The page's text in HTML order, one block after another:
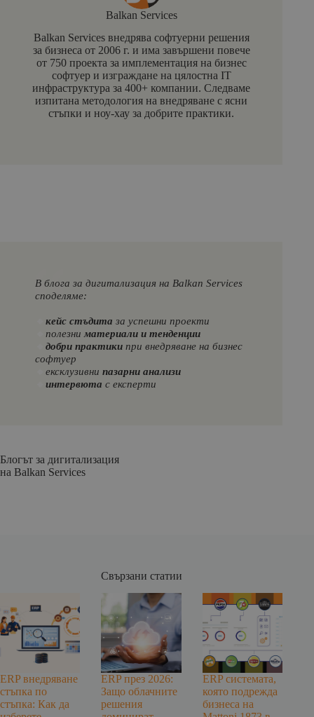
Balkan Services
Balkan Services внедрява софтуерни решения
за бизнеса от 2006 г. и има завършени повече
от 750 проекта за имплементация на бизнес
софтуер и изграждане на цялостна IT
инфраструктура за 400+ компании. Следваме
изпитана методология на внедряване с ясни
стъпки и ноу-хау за добрите практики.
В блога за дигитализация на Balkan Services
споделяме:
кейс стъдита за успешни проекти
полезниматериали и тенденции
добри практики при внедряване на бизнес
софтуер
ексклузивни пазарни анализи
интервюта с експерти
Блогът за дигитализация
на Balkan Services
Свързани статии
ERP внедряване
стъпка по
стъпка: Как да
ERP през 2026:
Защо облачните
решения
ERP системата,
която подрежда
бизнеса на